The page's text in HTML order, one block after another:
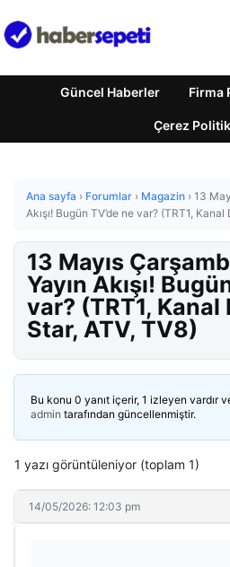
Güncel Haberler Firma
Çerez
Ana sayfa › Forumlar › Magazin › 13
Akışı! Bugün TV’de ne var? (TRT1,
13 Mayıs
Yayın Akışı!
var? (TRT1, Kanal
Star, ATV, TV8)
Bu konu 0 yanıt içerir, 1 izleyen vardır
admin tarafından güncellenmiştir.
1 yazı görüntüleniyor (toplam 1)
14/05/2026: 12:03 pm